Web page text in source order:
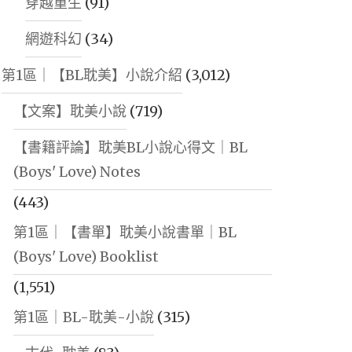
網遊科幻 (34)
第1區｜【BL耽美】小說介紹 (3,012)
【文案】耽美小說(719)
【書籍評論】耽美BL小說心得文｜BL
(Boys' Love) Notes
(443)
第1區｜【書單】耽美小說書單｜BL
(Boys' Love) Booklist
(1,551)
第1區｜BL-耽美-小說(315)